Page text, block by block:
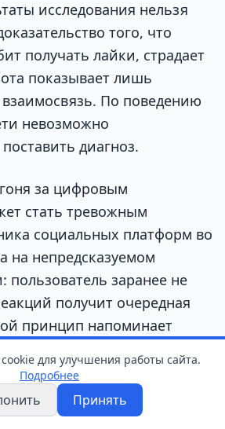
исследования нельзя
того, что
получать лайки, страдает
показывает лишь
взаимосвязь. По поведению
невозможно
диагноз.
за цифровым
стать тревожным
социальных платформ во
на непредсказуемом
пользователь заранее не
получит очередная
принцип напоминает
публиковать
отклика аудитории.
для улучшения работы сайта.
Подробнее
Принять